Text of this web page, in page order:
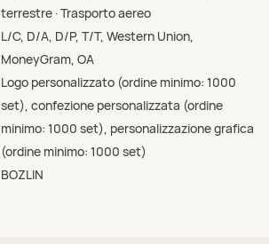
terrestre · Trasporto aereo
L/C, D/A, D/P, T/T, Western Union,
MoneyGram, OA
Logo personalizzato (ordine minimo: 1000
set), confezione personalizzata (ordine
minimo: 1000 set), personalizzazione grafica
(ordine minimo: 1000 set)
BOZLIN